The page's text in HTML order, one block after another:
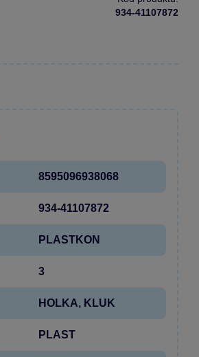
934-41107872
8595096938068
934-41107872
PLASTKON
3
HOLKA, KLUK
PLAST